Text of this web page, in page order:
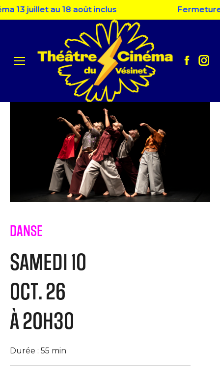
juillet au 18 août inclus Fermeture
in
in
DANSE
SAMEDI 10
OCT. 26
À 20H30
Durée : 55 min